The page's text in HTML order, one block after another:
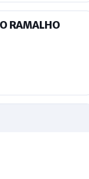
RAMALHO